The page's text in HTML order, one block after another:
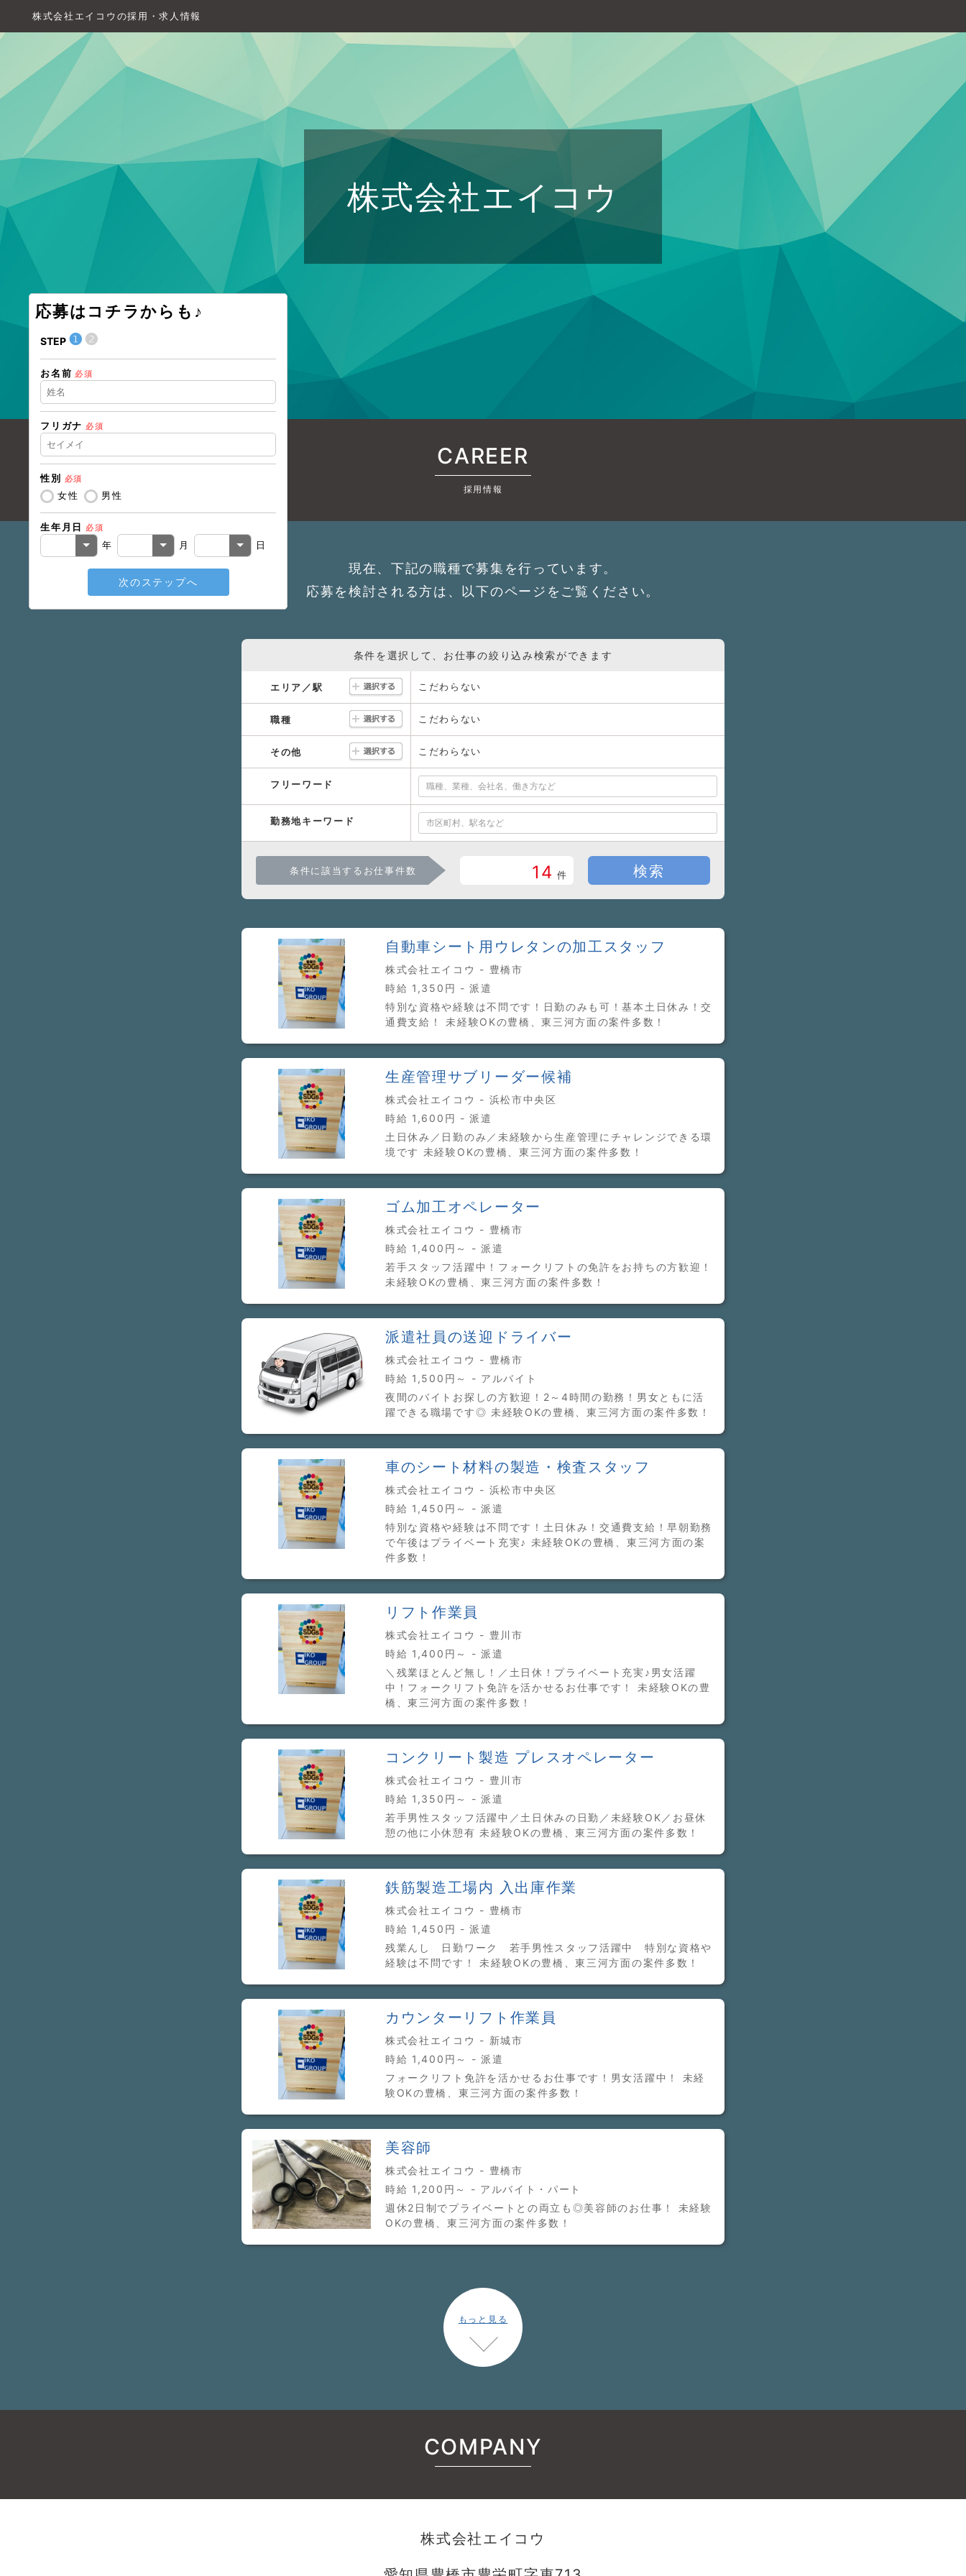
株式会社エイコウの採用・求人情報
株式会社エイコウ
応募はコチラからも♪
STEP ❶❷
お名前 必須
フリガナ 必須
性別 必須
女性 男性
生年月日 必須
年 月 日
次のステップへ
❶
住所（都道府県）
戻る 次のステップへ
戻る
およびプライバシーポリシー
ただいたうえで、お問い合わせく
CAREER
採用情報
現在、下記の職種で募集を行っています。
応募を検討される方は、以下のページをご覧ください。
条件を選択して、お仕事の絞り込み検索ができます
エリア／駅 こだわらない
職種 こだわらない
その他 こだわらない
フリーワード
勤務地キーワード
条件に該当するお仕事件数 14 件 検索
自動車シート用ウレタンの加工スタッフ
株式会社エイコウ - 豊橋市
時給 1,350円 - 派遣
特別な資格や経験は不問です！日勤のみも可！基本土日休み！交
通費支給！ 未経験OKの豊橋、東三河方面の案件多数！
生産管理サブリーダー候補
株式会社エイコウ - 浜松市中央区
時給 1,600円 - 派遣
土日休み／日勤のみ／未経験から生産管理にチャレンジできる環
境です 未経験OKの豊橋、東三河方面の案件多数！
ゴム加工オペレーター
株式会社エイコウ - 豊橋市
時給 1,400円～ - 派遣
若手スタッフ活躍中！フォークリフトの免許をお持ちの方歓迎！
未経験OKの豊橋、東三河方面の案件多数！
派遣社員の送迎ドライバー
株式会社エイコウ - 豊橋市
時給 1,500円～ - アルバイト
夜間のバイトお探しの方歓迎！2～4時間の勤務！男女ともに活
躍できる職場です◎ 未経験OKの豊橋、東三河方面の案件多数！
車のシート材料の製造・検査スタッフ
株式会社エイコウ - 浜松市中央区
時給 1,450円～ - 派遣
特別な資格や経験は不問です！土日休み！交通費支給！早朝勤務
で午後はプライベート充実♪ 未経験OKの豊橋、東三河方面の案
件多数！
リフト作業員
株式会社エイコウ - 豊川市
時給 1,400円～ - 派遣
＼残業ほとんど無し！／土日休！プライベート充実♪男女活躍
中！フォークリフト免許を活かせるお仕事です！ 未経験OKの豊
橋、東三河方面の案件多数！
コンクリート製造 プレスオペレーター
株式会社エイコウ - 豊川市
時給 1,350円～ - 派遣
若手男性スタッフ活躍中／土日休みの日勤／未経験OK／お昼休
憩の他に小休憩有 未経験OKの豊橋、東三河方面の案件多数！
鉄筋製造工場内 入出庫作業
株式会社エイコウ - 豊橋市
時給 1,450円 - 派遣
残業んし 日勤ワーク 若手男性スタッフ活躍中 特別な資格や
経験は不問です！ 未経験OKの豊橋、東三河方面の案件多数！
カウンターリフト作業員
株式会社エイコウ - 新城市
時給 1,400円～ - 派遣
フォークリフト免許を活かせるお仕事です！男女活躍中！ 未経
験OKの豊橋、東三河方面の案件多数！
美容師
株式会社エイコウ - 豊橋市
時給 1,200円～ - アルバイト・パート
週休2日制でプライベートとの両立も◎美容師のお仕事！ 未経験
OKの豊橋、東三河方面の案件多数！
もっと見る
COMPANY
株式会社エイコウ